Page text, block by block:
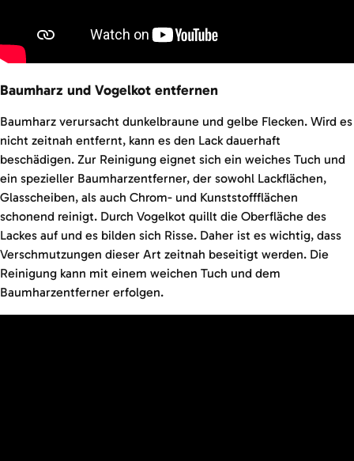
Baumharz und Vogelkot entfernen
Baumharz verursacht dunkelbraune und gelbe Flecken. Wird es
nicht zeitnah entfernt, kann es den Lack dauerhaft
beschädigen. Zur Reinigung eignet sich ein weiches Tuch und
ein spezieller Baumharzentferner, der sowohl Lackflächen,
Glasscheiben, als auch Chrom- und Kunststoffflächen
schonend reinigt. Durch Vogelkot quillt die Oberfläche des
Lackes auf und es bilden sich Risse. Daher ist es wichtig, dass
Verschmutzungen dieser Art zeitnah beseitigt werden. Die
Reinigung kann mit einem weichen Tuch und dem
Baumharzentferner erfolgen.